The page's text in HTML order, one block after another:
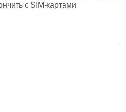
с SIM-картами